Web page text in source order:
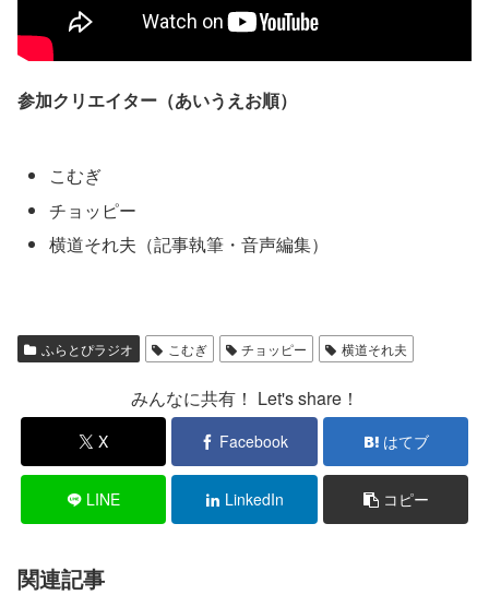
参加クリエイター（あいうえお順）
こむぎ
チョッピー
横道それ夫（記事執筆・音声編集）
ふらとぴラジオ こむぎ チョッピー 横道それ夫
みんなに共有！ Let's share！
X Facebook はてブ
LINE LinkedIn コピー
関連記事